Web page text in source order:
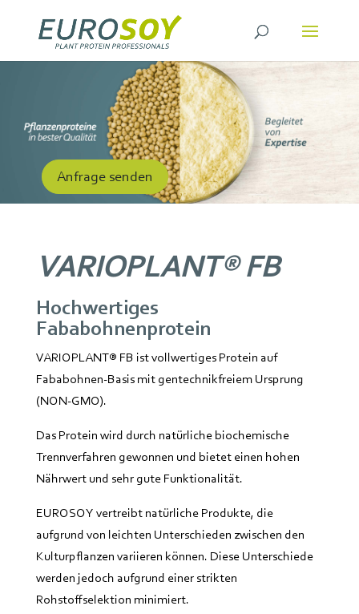
Anfrage senden
VARIOPLANT® FB
Hochwertiges
Fababohnenprotein
VARIOPLANT® FB ist vollwertiges Protein auf
Fababohnen-Basis mit gentechnikfreiem Ursprung
(NON-GMO).
Das Protein wird durch natürliche biochemische
Trennverfahren gewonnen und bietet einen hohen
Nährwert und sehr gute Funktionalität.
EUROSOY vertreibt natürliche Produkte, die
aufgrund von leichten Unterschieden zwischen den
Kulturpflanzen variieren können. Diese Unterschiede
werden jedoch aufgrund einer strikten
Rohstoffselektion minimiert.